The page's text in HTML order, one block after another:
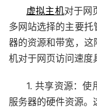
虚拟主机对于网
多网站选择的主要
器的资源和带宽，这
机对于网页访问速度
1. 共享资源：使
服务器的硬件资源